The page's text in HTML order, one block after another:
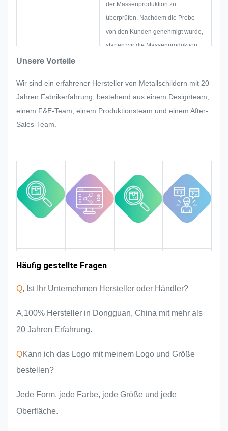
der Massenproduktion zu
überprüfen. Nachdem die Probe
von den Kunden genehmigt wurde,
starten wir die Massenproduktion
Massenproduktion des
Namensschildes, des
Metallstickers, des Metalllabels und
Wir werden die Qualität während
des gesamten Prozesses
überwachen und kontrollieren, um
sicherzustellen, dass sie den
entspricht.
Unsere Vorteile
Wir sind ein erfahrener Hersteller von Metallschildern mit 20
Jahren Fabrikerfahrung, bestehend aus einem Designteam,
einem F&E-Team, einem Produktionsteam und einem After-
Sales-Team.
Erfahrungen in
Marktgebiet
Häufig gestellte Fragen
Q, Ist Ihr Unternehmen Hersteller oder Händler?
A,100% Hersteller in Dongguan, China mit mehr als
20 Jahren Erfahrung.
QKann ich das Logo mit meinem Logo und Größe
bestellen?
Jede Form, jede Farbe, jede Größe und jede
Oberfläche.